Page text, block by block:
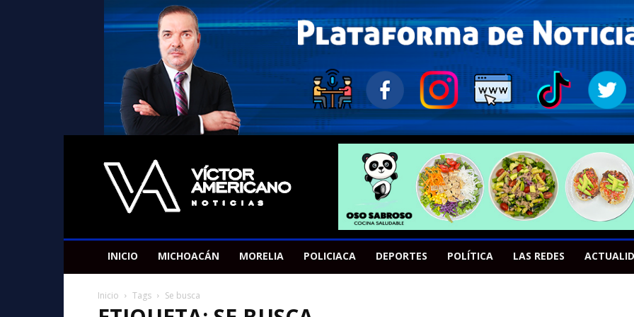
Americano
Victor
INICIO MICHOACÁN MORELIA POLICIACA DEPORTES POLÍTICA LAS REDES
Inicio Tags Se busca